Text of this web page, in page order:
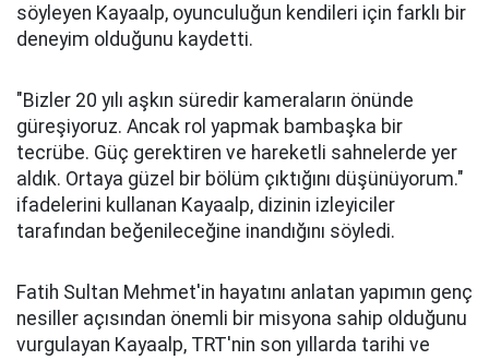
söyleyen Kayaalp, oyunculuğun kendileri için farklı bir
deneyim olduğunu kaydetti.
"Bizler 20 yılı aşkın süredir kameraların önünde
güreşiyoruz. Ancak rol yapmak bambaşka bir
tecrübe. Güç gerektiren ve hareketli sahnelerde yer
aldık. Ortaya güzel bir bölüm çıktığını düşünüyorum."
ifadelerini kullanan Kayaalp, dizinin izleyiciler
tarafından beğenileceğine inandığını söyledi.
Fatih Sultan Mehmet'in hayatını anlatan yapımın genç
nesiller açısından önemli bir misyona sahip olduğunu
vurgulayan Kayaalp, TRT'nin son yıllarda tarihi ve